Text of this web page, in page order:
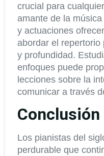
crucial para
amante de la
y actuaciones
abordar el
y profundidad.
enfoques puede
lecciones sobre la
comunicar a través
Conclusión
Los pianistas del
perdurable que